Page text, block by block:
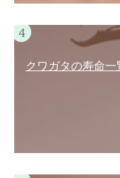
クワガタの寿命一